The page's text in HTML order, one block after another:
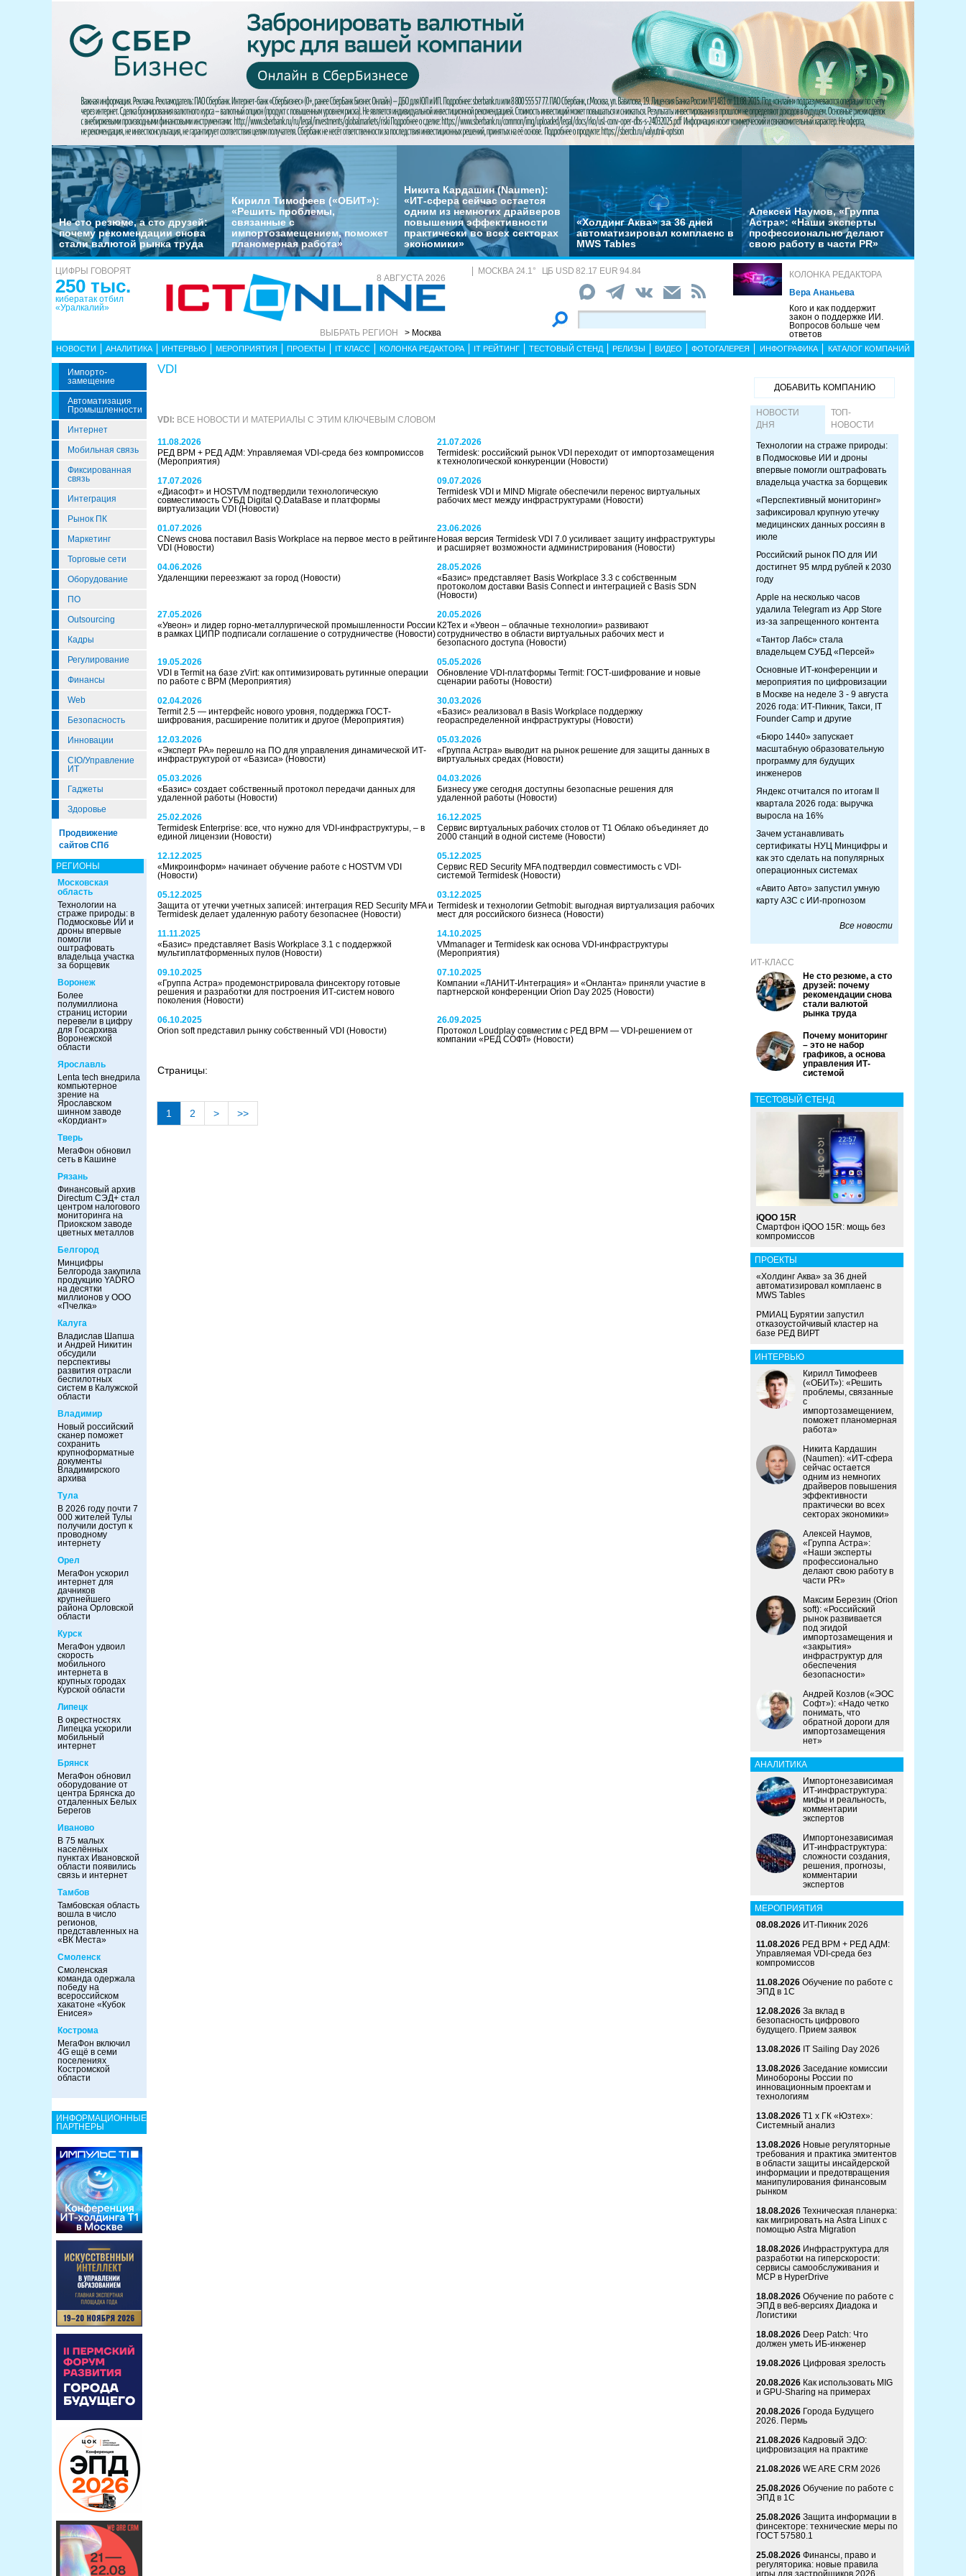
Не сто резюме, а сто друзей:
почему рекомендации снова
стали валютой рынка труда
Кирилл Тимофеев («ОБИТ»):
«Решить проблемы,
связанные с
импортозамещением, поможет
планомерная работа»
Никита Кардашин (Naumen):
«ИТ-сфера сейчас остается
одним из немногих драйверов
повышения эффективности
практически во всех секторах
экономики»
«Холдинг Аква» за 36 дней
автоматизировал комплаенс в
MWS Tables
Алексей Наумов, «Группа
Астра»: «Наши эксперты
профессионально делают
свою работу в части PR»
ЦИФРЫ ГОВОРЯТ
250 тыс.
кибератак отбил
«Уралкалий»
8 АВГУСТА 2026
ВЫБРАТЬ РЕГИОН > Москва
МОСКВА 24.1° ЦБ USD 82.17 EUR 94.84
КОЛОНКА РЕДАКТОРА
Вера Ананьева
Кого и как поддержит
закон о поддержке ИИ.
Вопросов больше чем
ответов
НОВОСТИ АНАЛИТИКА ИНТЕРВЬЮ МЕРОПРИЯТИЯ ПРОЕКТЫ IT КЛАСС КОЛОНКА РЕДАКТОРА IT РЕЙТИНГ ТЕСТОВЫЙ СТЕНД РЕЛИЗЫ ВИДЕО ФОТОГАЛЕРЕЯ ИНФОГРАФИКА КАТАЛОГ КОМПАНИЙ
Импорто­
Замещение
Автоматизация
Промышленности
Интернет
Мобильная связь
Фиксированная
связь
Интеграция
Рынок ПК
Маркетинг
Торговые сети
Оборудование
ПО
Outsourcing
Кадры
Регулирование
Финансы
Web
Безопасность
Инновации
CIO/Управление
ИТ
Гаджеты
Здоровье
Продвижение
сайтов СПб
РЕГИОНЫ
Московская
область
Технологии на
страже природы: в
Подмосковье ИИ и
дроны впервые
помогли
оштрафовать
владельца участка
за борщевик
Воронеж
Более
полумиллиона
страниц истории
перевели в цифру
для Госархива
Воронежской
области
Ярославль
Lenta tech внедрила
компьютерное
зрение на
Ярославском
шинном заводе
«Кордиант»
Тверь
МегаФон обновил
сеть в Кашине
Рязань
Финансовый архив
Directum СЭД+ стал
центром налогового
мониторинга на
Приокском заводе
цветных металлов
Белгород
Минцифры
Белгорода закупила
продукцию YADRO
на десятки
миллионов у ООО
«Пчелка»
Калуга
Владислав Шапша
и Андрей Никитин
обсудили
перспективы
развития отрасли
беспилотных
систем в Калужской
области
Владимир
Новый российский
сканер поможет
сохранить
крупноформатные
документы
Владимирского
архива
Тула
В 2026 году почти 7
000 жителей Тулы
получили доступ к
проводному
интернету
Орел
МегаФон ускорил
интернет для
дачников
крупнейшего
района Орловской
области
Курск
МегаФон удвоил
скорость
мобильного
интернета в
крупных городах
Курской области
Липецк
В окрестностях
Липецка ускорили
мобильный
интернет
Брянск
МегаФон обновил
оборудование от
центра Брянска до
отдаленных Белых
Берегов
Иваново
В 75 малых
населённых
пунктах Ивановской
области появились
связь и интернет
Тамбов
Тамбовская область
вошла в число
регионов,
представленных на
«ВК Места»
Смоленск
Смоленская
команда одержала
победу на
всероссийском
хакатоне «Кубок
Енисея»
Кострома
МегаФон включил
4G ещё в семи
поселениях
Костромской
области
ИНФОРМАЦИОННЫЕ
ПАРТНЕРЫ
VDI
VDI: ВСЕ НОВОСТИ И МАТЕРИАЛЫ С ЭТИМ КЛЮЧЕВЫМ СЛОВОМ
11.08.2026
РЕД ВРМ + РЕД АДМ: Управляемая VDI-среда без компромиссов
(Мероприятия)
21.07.2026
Termidesk: российский рынок VDI переходит от импортозамещения
к технологической конкуренции (Новости)
17.07.2026
«Диасофт» и HOSTVM подтвердили технологическую
совместимость СУБД Digital Q.DataBase и платформы
виртуализации VDI (Новости)
09.07.2026
Termidesk VDI и MIND Migrate обеспечили перенос виртуальных
рабочих мест между инфраструктурами (Новости)
01.07.2026
CNews снова поставил Basis Workplace на первое место в рейтинге
VDI (Новости)
23.06.2026
Новая версия Termidesk VDI 7.0 усиливает защиту инфраструктуры
и расширяет возможности администрирования (Новости)
04.06.2026
Удаленщики переезжают за город (Новости)
28.05.2026
«Базис» представляет Basis Workplace 3.3 с собственным
протоколом доставки Basis Connect и интеграцией с Basis SDN
(Новости)
27.05.2026
«Увеон» и лидер горно-металлургической промышленности России
в рамках ЦИПР подписали соглашение о сотрудничестве (Новости)
20.05.2026
К2Тех и «Увеон – облачные технологии» развивают
сотрудничество в области виртуальных рабочих мест и
безопасного доступа (Новости)
19.05.2026
VDI в Termit на базе zVirt: как оптимизировать рутинные операции
по работе с ВРМ (Мероприятия)
05.05.2026
Обновление VDI-платформы Termit: ГОСТ-шифрование и новые
сценарии работы (Новости)
02.04.2026
Termit 2.5 — интерфейс нового уровня, поддержка ГОСТ-
шифрования, расширение политик и другое (Мероприятия)
30.03.2026
«Базис» реализовал в Basis Workplace поддержку
геораспределенной инфраструктуры (Новости)
12.03.2026
«Эксперт РА» перешло на ПО для управления динамической ИТ-
инфраструктурой от «Базиса» (Новости)
05.03.2026
«Группа Астра» выводит на рынок решение для защиты данных в
виртуальных средах (Новости)
05.03.2026
«Базис» создает собственный протокол передачи данных для
удаленной работы (Новости)
04.03.2026
Бизнесу уже сегодня доступны безопасные решения для
удаленной работы (Новости)
25.02.2026
Termidesk Enterprise: все, что нужно для VDI-инфраструктуры, – в
единой лицензии (Новости)
16.12.2025
Сервис виртуальных рабочих столов от Т1 Облако объединяет до
2000 станций в одной системе (Новости)
12.12.2025
«Микроинформ» начинает обучение работе с HOSTVM VDI
(Новости)
05.12.2025
Сервис RED Security MFA подтвердил совместимость с VDI-
системой Termidesk (Новости)
05.12.2025
Защита от утечки учетных записей: интеграция RED Security MFA и
Termidesk делает удаленную работу безопаснее (Новости)
03.12.2025
Termidesk и технологии Getmobit: выгодная виртуализация рабочих
мест для российского бизнеса (Новости)
11.11.2025
«Базис» представляет Basis Workplace 3.1 с поддержкой
мультиплатформенных пулов (Новости)
14.10.2025
VMmanager и Termidesk как основа VDI-инфраструктуры
(Мероприятия)
09.10.2025
«Группа Астра» продемонстрировала финсектору готовые
решения и разработки для построения ИТ-систем нового
поколения (Новости)
07.10.2025
Компании «ЛАНИТ-Интеграция» и «Онланта» приняли участие в
партнерской конференции Orion Day 2025 (Новости)
06.10.2025
Orion soft представил рынку собственный VDI (Новости)
26.09.2025
Протокол Loudplay совместим с РЕД ВРМ — VDI-решением от
компании «РЕД СОФТ» (Новости)
Страницы:
1 2 > >>
ДОБАВИТЬ КОМПАНИЮ
НОВОСТИ
ДНЯ
ТОП-
НОВОСТИ
Технологии на страже природы:
в Подмосковье ИИ и дроны
впервые помогли оштрафовать
владельца участка за борщевик
«Перспективный мониторинг»
зафиксировал крупную утечку
медицинских данных россиян в
июле
Российский рынок ПО для ИИ
достигнет 95 млрд рублей к 2030
году
Apple на несколько часов
удалила Telegram из App Store
из-за запрещенного контента
«Тантор Лабс» стала
владельцем СУБД «Персей»
Основные ИТ-конференции и
мероприятия по цифровизации
в Москве на неделе 3 - 9 августа
2026 года: ИТ-Пикник, Такси, IT
Founder Camp и другие
«Бюро 1440» запускает
масштабную образовательную
программу для будущих
инженеров
Яндекс отчитался по итогам II
квартала 2026 года: выручка
выросла на 16%
Зачем устанавливать
сертификаты НУЦ Минцифры и
как это сделать на популярных
операционных системах
«Авито Авто» запустил умную
карту АЗС с ИИ-прогнозом
Все новости
ИТ-КЛАСС
Не сто резюме, а сто
друзей: почему
рекомендации снова
стали валютой
рынка труда
Почему мониторинг
– это не набор
графиков, а основа
управления ИТ-
системой
ТЕСТОВЫЙ СТЕНД
iQOO 15R
Смартфон iQOO 15R: мощь без
компромиссов
ПРОЕКТЫ
«Холдинг Аква» за 36 дней
автоматизировал комплаенс в
MWS Tables
РМИАЦ Бурятии запустил
отказоустойчивый кластер на
базе РЕД ВИРТ
ИНТЕРВЬЮ
Кирилл Тимофеев
(«ОБИТ»): «Решить
проблемы, связанные
с
импортозамещением,
поможет планомерная
работа»
Никита Кардашин
(Naumen): «ИТ-сфера
сейчас остается
одним из немногих
драйверов повышения
эффективности
практически во всех
секторах экономики»
Алексей Наумов,
«Группа Астра»:
«Наши эксперты
профессионально
делают свою работу в
части PR»
Максим Березин (Orion
soft): «Российский
рынок развивается
под эгидой
импортозамещения и
«закрытия»
инфраструктур для
обеспечения
безопасности»
Андрей Козлов («ЭОС
Софт»): «Надо четко
понимать, что
обратной дороги для
импортозамещения
нет»
АНАЛИТИКА
Импортонезависимая
ИТ-инфраструктура:
мифы и реальность,
комментарии
экспертов
Импортонезависимая
ИТ-инфраструктура:
сложности создания,
решения, прогнозы,
комментарии
экспертов
МЕРОПРИЯТИЯ
08.08.2026 ИТ-Пикник 2026
11.08.2026 РЕД ВРМ + РЕД АДМ:
Управляемая VDI-среда без
компромиссов
11.08.2026 Обучение по работе с
ЭПД в 1С
12.08.2026 За вклад в
безопасность цифрового
будущего. Прием заявок
13.08.2026 IT Sailing Day 2026
13.08.2026 Заседание комиссии
Минобороны России по
инновационным проектам и
технологиям
13.08.2026 Т1 x ГК «Юзтех»:
Системный анализ
13.08.2026 Новые регуляторные
требования и практика эмитентов
в области защиты инсайдерской
информации и предотвращения
манипулирования финансовым
рынком
18.08.2026 Техническая планерка:
как мигрировать на Astra Linux с
помощью Astra Migration
18.08.2026 Инфраструктура для
разработки на гиперскорости:
сервисы самообслуживания и
MCP в HyperDrive
18.08.2026 Обучение по работе с
ЭПД в веб-версиях Диадока и
Логистики
18.08.2026 Deep Patch: Что
должен уметь ИБ-инженер
19.08.2026 Цифровая зрелость
20.08.2026 Как использовать MIG
и GPU-Sharing на примерах
20.08.2026 Города Будущего
2026. Пермь
21.08.2026 Кадровый ЭДО:
цифровизация на практике
21.08.2026 WE ARE CRM 2026
25.08.2026 Обучение по работе с
ЭПД в 1С
25.08.2026 Защита информации в
финсекторе: технические меры по
ГОСТ 57580.1
25.08.2026 Финансы, право и
регуляторика: новые правила